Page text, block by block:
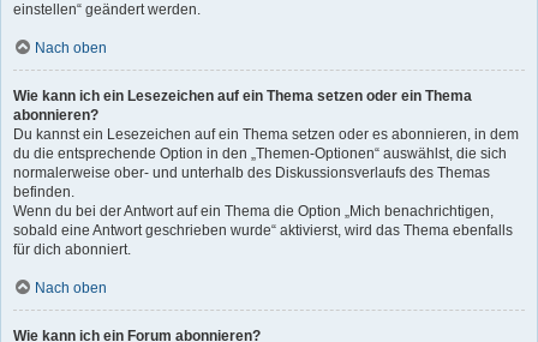
einstellen“ geändert werden.
Nach oben
Wie kann ich ein Lesezeichen auf ein Thema setzen oder ein Thema
abonnieren?
Du kannst ein Lesezeichen auf ein Thema setzen oder es abonnieren, in dem
du die entsprechende Option in den „Themen-Optionen“ auswählst, die sich
normalerweise ober- und unterhalb des Diskussionsverlaufs des Themas
befinden.
Wenn du bei der Antwort auf ein Thema die Option „Mich benachrichtigen,
sobald eine Antwort geschrieben wurde“ aktivierst, wird das Thema ebenfalls
für dich abonniert.
Nach oben
Wie kann ich ein Forum abonnieren?